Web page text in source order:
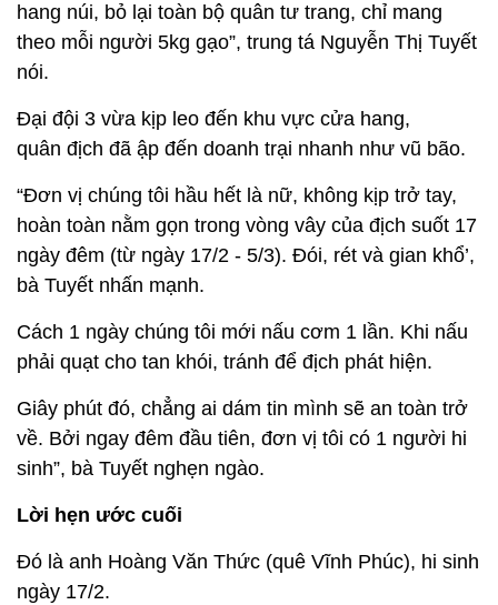
hang núi, bỏ lại toàn bộ quân tư trang, chỉ mang
theo mỗi người 5kg gạo”, trung tá Nguyễn Thị Tuyết
nói.
Đại đội 3 vừa kịp leo đến khu vực cửa hang,
quân địch đã ập đến doanh trại nhanh như vũ bão.
“Đơn vị chúng tôi hầu hết là nữ, không kịp trở tay,
hoàn toàn nằm gọn trong vòng vây của địch suốt 17
ngày đêm (từ ngày 17/2 - 5/3). Đói, rét và gian khổ’,
bà Tuyết nhấn mạnh.
Cách 1 ngày chúng tôi mới nấu cơm 1 lần. Khi nấu
phải quạt cho tan khói, tránh để địch phát hiện.
Giây phút đó, chẳng ai dám tin mình sẽ an toàn trở
về. Bởi ngay đêm đầu tiên, đơn vị tôi có 1 người hi
sinh”, bà Tuyết nghẹn ngào.
Lời hẹn ước cuối
Đó là anh Hoàng Văn Thức (quê Vĩnh Phúc), hi sinh
ngày 17/2.